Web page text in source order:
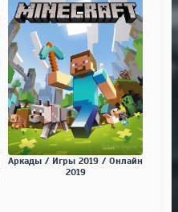
Аркады / Игры 2019 / Онлайн
2019